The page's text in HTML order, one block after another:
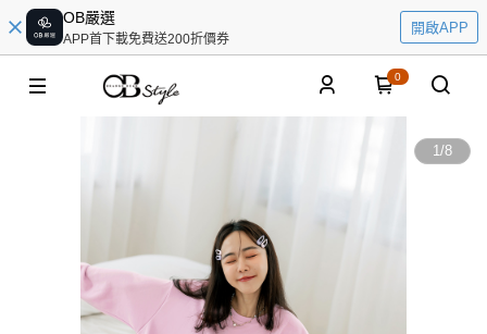
OB嚴選
APP首下載免費送200折價券
開啟APP
0
1/8